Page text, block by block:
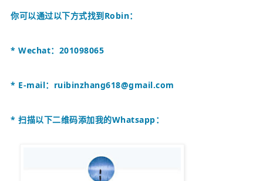
你可以通过以下方式找到Robin：
* Wechat：201098065
* E-mail： ruibinzhang618@gmail.com
* 扫描以下二维码添加我的Whatsapp：